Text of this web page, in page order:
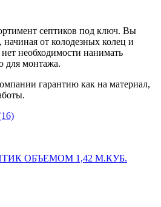
септиков под ключ. Вы
начиная от колодезных колец и
необходимости нанимать
для монтажа.
гарантию как на материал,
ОБЪЕМОМ 1,42 М.КУБ.